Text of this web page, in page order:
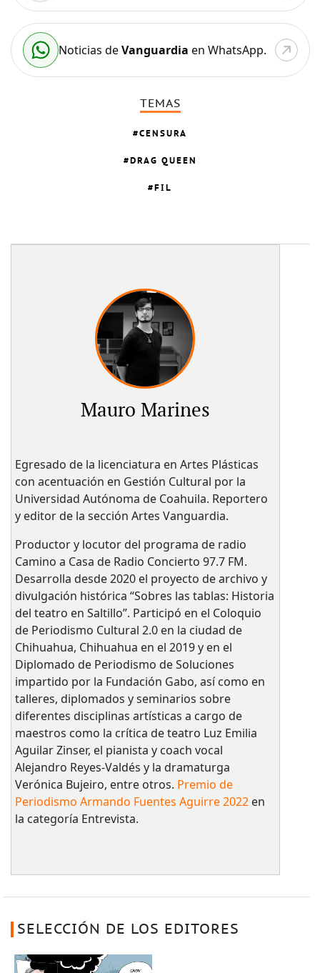
Noticias deVanguardia en WhatsApp.
TEMAS
CENSURA
DRAG QUEEN
FIL
Mauro Marines
Egresado de la licenciatura en Artes Plásticas
con acentuación en Gestión Cultural por la
Universidad Autónoma de Coahuila. Reportero
y editor de la sección Artes Vanguardia.
Productor y locutor del programa de radio
Camino a Casa de Radio Concierto 97.7 FM.
Desarrolla desde 2020 el proyecto de archivo y
divulgación histórica “Sobres las tablas: Historia
del teatro en Saltillo”. Participó en el Coloquio
de Periodismo Cultural 2.0 en la ciudad de
Chihuahua, Chihuahua en el 2019 y en el
Diplomado de Periodismo de Soluciones
impartido por la Fundación Gabo, así como en
talleres, diplomados y seminarios sobre
diferentes disciplinas artísticas a cargo de
maestros como la crítica de teatro Luz Emilia
Aguilar Zinser, el pianista y coach vocal
Alejandro Reyes-Valdés y la dramaturga
Verónica Bujeiro, entre otros. Premio de
Periodismo Armando Fuentes Aguirre 2022en
la categoría Entrevista.
SELECCIÓN DE LOS EDITORES